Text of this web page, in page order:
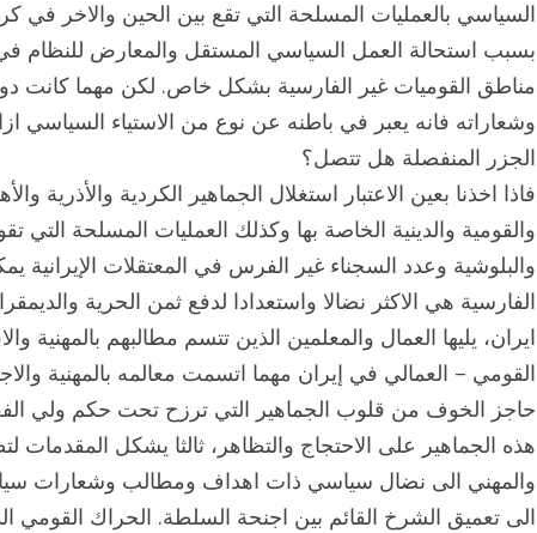
السياسي بالعمليات المسلحة التي تقع بين الحين والاخر في
بسبب استحالة العمل السياسي المستقل والمعارض للنظام
مناطق القوميات غير الفارسية بشكل خاص. لكن مهما كانت
وشعاراته فانه يعبر في باطنه عن نوع من الاستياء السياسي
الجزر المنفصلة هل تتصل؟
فاذا اخذنا بعين الاعتبار استغلال الجماهير الكردية والأذرية
والقومية والدينية الخاصة بها وكذلك العمليات المسلحة التي
والبلوشية وعدد السجناء غير الفرس في المعتقلات الإيرانية
الفارسية هي الاكثر نضالا واستعدادا لدفع ثمن الحرية
ايران، يليها العمال والمعلمين الذين تتسم مطالبهم بالمهنية
القومي – العمالي في إيران مهما اتسمت معالمه بالمهنية
حاجز الخوف من قلوب الجماهير التي ترزح تحت حكم ولي
هذه الجماهير على الاحتجاج والتظاهر، ثالثا يشكل المقدمات
والمهني الى نضال سياسي ذات اهداف ومطالب وشعارات
الى تعميق الشرخ القائم بين اجنحة السلطة. الحراك القومي